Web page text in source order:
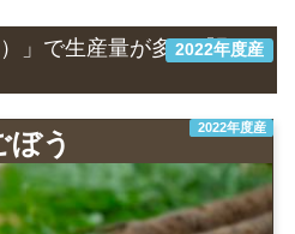
2022年度産
」で生産量が多い『野
2022年度産
ぼう